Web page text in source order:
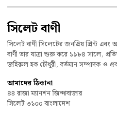
সিলেট বাণী
সিলেট বাণী সিলেটের জনপ্রিয় প্রিন্ট এবং
বাণী তার যাত্রা শুরু করে ১৯৮৪ সালে,
জহিরুল হক চৌধুরী, বর্তমান সম্পাদক ও
আমাদের ঠিকানা
৪৪ রাজা ম্যানশন জিন্দাবাজার
সিলেট ৩১০০ বাংলাদেশ